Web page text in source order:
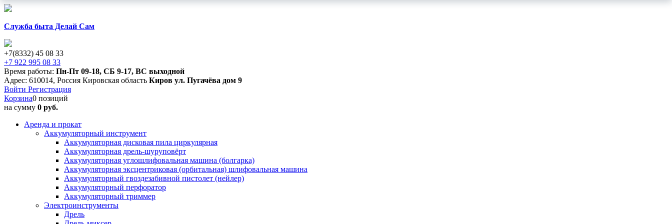
Служба быта Делай Сам
+7(8332) 45 08 33
+7 922 995 08 33
Время работы: Пн-Пт 09-18, СБ 9-17, ВС выходной
Адрес: 610014, Россия Кировская область Киров ул. Пугачёва дом 9
Войти Регистрация
Корзина0 позиций
на сумму 0 руб.
Аренда и прокат
Аккумуляторный инструмент
Аккумуляторная дисковая пила циркулярная
Аккумуляторная дрель-шуруповёрт
Аккумуляторная углошлифовальная машина (болгарка)
Аккумуляторная эксцентриковая (орбитальная) шлифовальная машина
Аккумуляторный гвоздезабивной пистолет (нейлер)
Аккумуляторный перфоратор
Аккумуляторный триммер
Электроинструменты
Дрель